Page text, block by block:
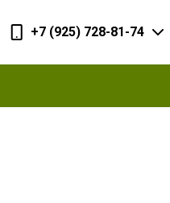
+7 (925) 728-81-74